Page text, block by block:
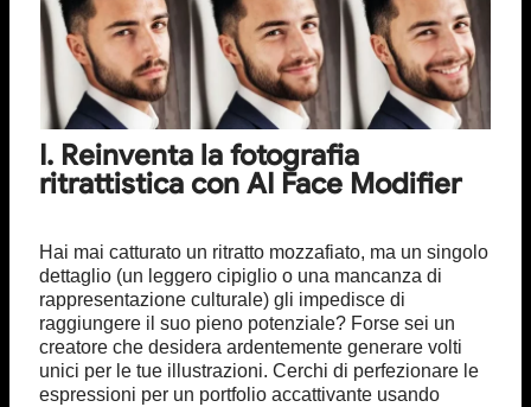
I. Reinventa la fotografia
ritrattistica con AI Face Modifier
Hai mai catturato un ritratto mozzafiato, ma un singolo
dettaglio (un leggero cipiglio o una mancanza di
rappresentazione culturale) gli impedisce di
raggiungere il suo pieno potenziale? Forse sei un
creatore che desidera ardentemente generare volti
unici per le tue illustrazioni. Cerchi di perfezionare le
espressioni per un portfolio accattivante usando